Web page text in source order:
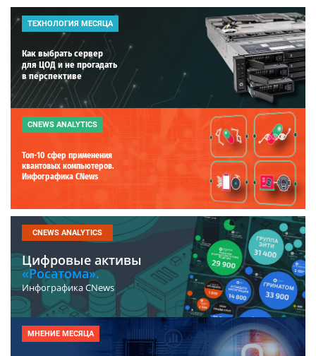
ТЕХНОЛОГИЯ МЕСЯЦА
Как выбрать сервер
для ЦОД и не прогадать
в перспективе
CNEWS ANALYTICS
Топ-10 сфер применения
квантовых компьютеров.
Инфографика CNews
CNEWS ANALYTICS
Цифровые активы
«Росатома».
Инфографика CNews
МНЕНИЕ МЕСЯЦА